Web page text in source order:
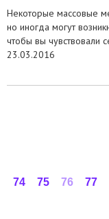
Некоторые массовые
но иногда могут
чтобы вы чувствовали
23.03.2016
74 75 76 77